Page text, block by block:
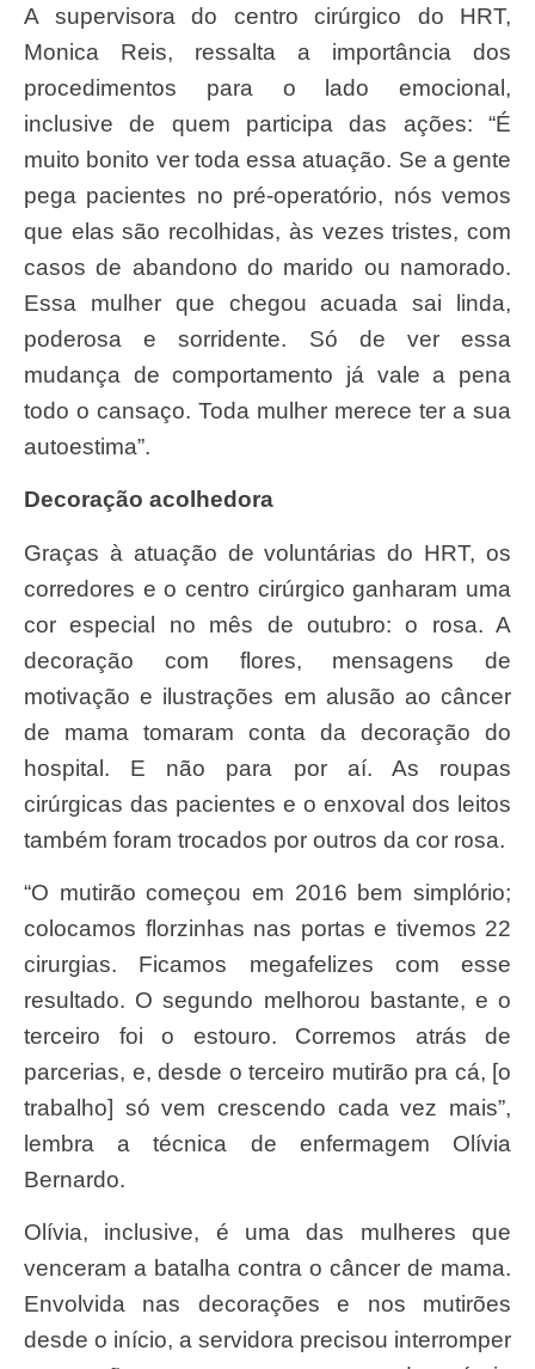
A supervisora do centro cirúrgico do HRT,
Monica Reis, ressalta a importância dos
procedimentos para o lado emocional,
inclusive de quem participa das ações: “É
muito bonito ver toda essa atuação. Se a gente
pega pacientes no pré-operatório, nós vemos
que elas são recolhidas, às vezes tristes, com
casos de abandono do marido ou namorado.
Essa mulher que chegou acuada sai linda,
poderosa e sorridente. Só de ver essa
mudança de comportamento já vale a pena
todo o cansaço. Toda mulher merece ter a sua
autoestima”.
Decoração acolhedora
Graças à atuação de voluntárias do HRT, os
corredores e o centro cirúrgico ganharam uma
cor especial no mês de outubro: o rosa. A
decoração com flores, mensagens de
motivação e ilustrações em alusão ao câncer
de mama tomaram conta da decoração do
hospital. E não para por aí. As roupas
cirúrgicas das pacientes e o enxoval dos leitos
também foram trocados por outros da cor rosa.
“O mutirão começou em 2016 bem simplório;
colocamos florzinhas nas portas e tivemos 22
cirurgias. Ficamos megafelizes com esse
resultado. O segundo melhorou bastante, e o
terceiro foi o estouro. Corremos atrás de
parcerias, e, desde o terceiro mutirão pra cá, [o
trabalho] só vem crescendo cada vez mais”,
lembra a técnica de enfermagem Olívia
Bernardo.
Olívia, inclusive, é uma das mulheres que
venceram a batalha contra o câncer de mama.
Envolvida nas decorações e nos mutirões
desde o início, a servidora precisou interromper